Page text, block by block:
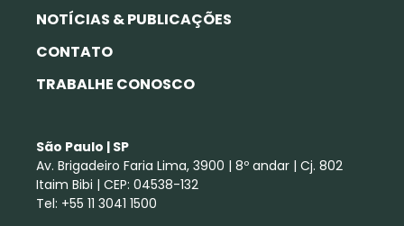
NOTÍCIAS & PUBLICAÇÕES
CONTATO
TRABALHE CONOSCO
São Paulo | SP
Av. Brigadeiro Faria Lima, 3900 | 8º andar | Cj. 802
Itaim Bibi | CEP: 04538-132
Tel: +55 11 3041 1500